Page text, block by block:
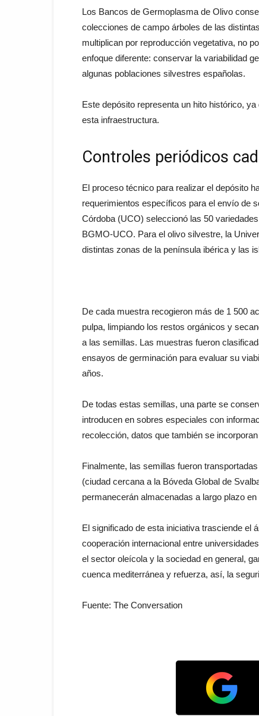
Los Bancos de Germoplasma de Olivo
colecciones de campo árboles de las
multiplican por reproducción vegetativa, no
enfoque diferente: conservar la variabilidad
algunas poblaciones silvestres españolas.
Este depósito representa un hito histórico,
esta infraestructura.
Controles periódicos
El proceso técnico para realizar el depósito
requerimientos específicos para el envío de
Córdoba (UCO) seleccionó las 50
BGMO-UCO. Para el olivo silvestre, la
distintas zonas de la península ibérica y las
De cada muestra recogieron más de 1 500
pulpa, limpiando los restos orgánicos y
a las semillas. Las muestras fueron
ensayos de germinación para evaluar su
años.
De todas estas semillas, una parte se
introducen en sobres especiales con
recolección, datos que también se
Finalmente, las semillas fueron
(ciudad cercana a la Bóveda Global de
permanecerán almacenadas a largo plazo
El significado de esta iniciativa trasciende el
cooperación internacional entre
el sector oleícola y la sociedad en general,
cuenca mediterránea y refuerza, así, la
Fuente: The Conversation